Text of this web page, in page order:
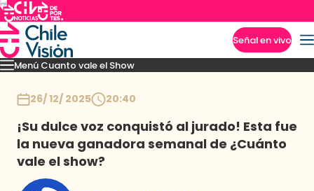
Señal en vivo
Menú Cuanto vale el Show
Momentos Presentaciones Capítulos Casting Noticias
26/ 12/ 2025 20:40
¡Su dulce voz conquistó al jurado! Esta fue
la nueva ganadora semanal de ¿Cuánto
vale el show?
Imperdibles